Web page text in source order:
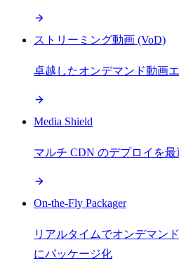
ストリーミング動画 (VoD)
卓越したオンデマンド動画
Media Shield
マルチ CDN のデプロイを最
On-the-Fly Packager
リアルタイムでオンデマン
にパッケージ化